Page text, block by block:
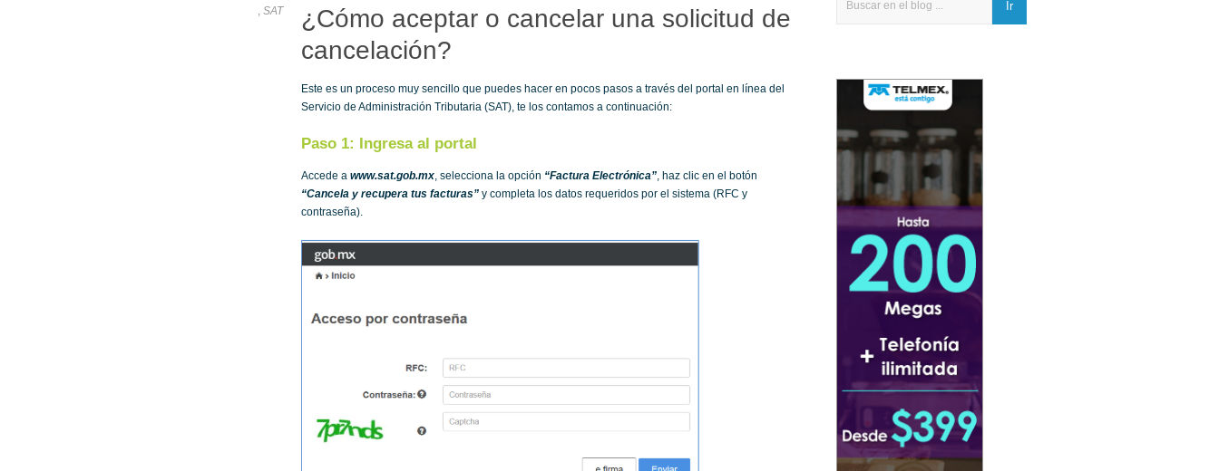
¿Cómo aceptar o cancelar una solicitud de
cancelación?
Este es un proceso muy sencillo que puedes hacer en pocos pasos a través del portal en línea del
Servicio de Administración Tributaria (SAT), te los contamos a continuación:
Paso 1: Ingresa al portal
Accede a www.sat.gob.mx, selecciona la opción “Factura Electrónica”, haz clic en el botón
“Cancela y recupera tus facturas” y completa los datos requeridos por el sistema (RFC y
contraseña).
, SAT